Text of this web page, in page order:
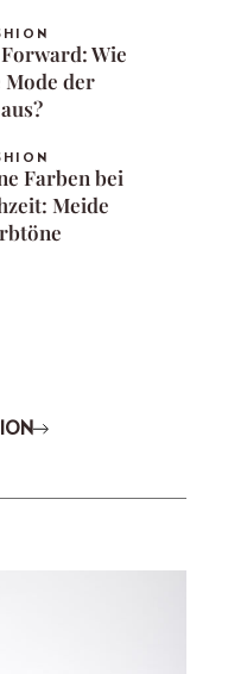
Wie
Mode der
Farben bei
Meide